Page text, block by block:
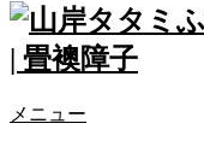
メニュー